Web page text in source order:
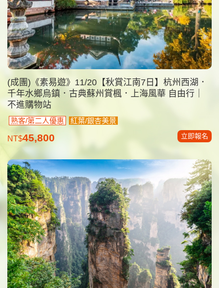
(成團)《素易遊》11/20【秋賞江南7日】杭州西湖．
千年水鄉烏鎮．古典蘇州賞楓．上海風華 自由行｜
不進購物站
熟客/第二人優惠 紅葉/銀杏美景
NT$45,800 立即報名